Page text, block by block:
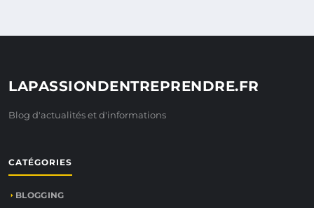
LAPASSIONDENTREPRENDRE.FR
Blog d'actualités et d'informations
CATÉGORIES
BLOGGING